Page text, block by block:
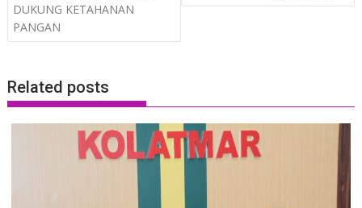
DUKUNG KETAHANAN
PANGAN
Related posts